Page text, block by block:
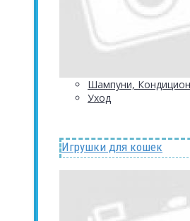
Шампуни,
Уход
Игрушки для кошек